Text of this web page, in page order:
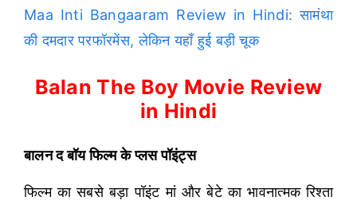
Maa Inti Bangaaram Review in Hindi: सामंथा
की दमदार परफॉरमेंस, लेकिन यहाँ हुई बड़ी चूक
Balan The Boy Movie Review
in Hindi
बालन द बॉय फिल्म के प्लस पॉइंट्स
फिल्म का सबसे बड़ा पॉइंट मां और बेटे का भावनात्मक रिश्ता